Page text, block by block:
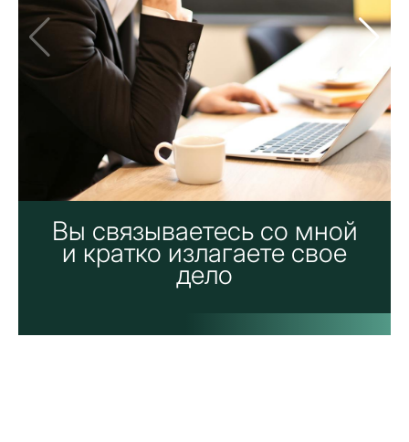
Вы связываетесь со мной
и кратко излагаете свое
дело